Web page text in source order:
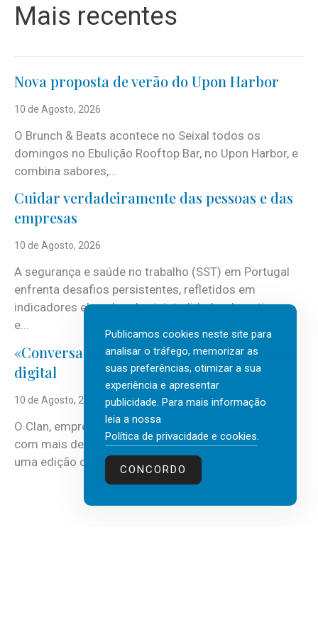
Mais recentes
Nova proposta de verão do Upon Harbor
10 de Agosto, 2026
O Brunch & Beats acontece no Seixal todos os
domingos no Ebulição Rooftop Bar, no Upon Harbor, e
combina sabores,...
Cuidar verdadeiramente das pessoas e das
empresas
10 de Agosto, 2026
A segurança e saúde no trabalho (SST) em Portugal
enfrenta desafios persistentes, refletidos em
indicadores elevados de sinistralidade, absentismo
e...
«Conversas do Clan» sobre transformação
digital
10 de Agosto, 2026
O Clan, empresa portuguesa de recursos humanos
com mais de 30 anos de atividade, vai realizar mais
uma edição do...
Publicamos cookies neste site para
analisar o tráfego, memorizar as
suas preferências, otimizar a sua
experiência e apresentar
publicidade. Para mais informação
leia a nossa
Política de privacidade e cookies.
CONCORDO